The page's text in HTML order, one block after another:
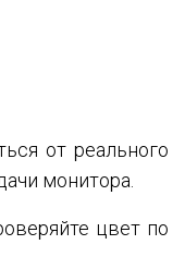
от реального
монитора.
цвет по